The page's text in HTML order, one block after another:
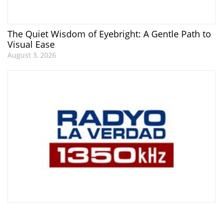
The Quiet Wisdom of Eyebright: A Gentle Path to
Visual Ease
August 3, 2026